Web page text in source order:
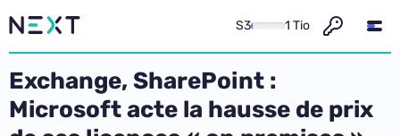
S3 1 Tio
Exchange, SharePoint :
Microsoft acte la hausse de prix